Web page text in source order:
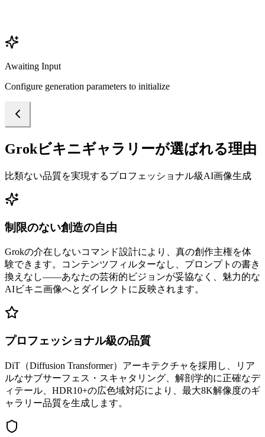
Awaiting Input
Configure generation parameters to initialize
Grokビキニギャラリーが選ばれる理由
比類ない品質を実現するプロフェッショナル級AI画像生成
制限のない創造の自由
Grokの介在しないコマンド設計により、真の創作主権を体
験できます。コンテンツフィルターなし、プロンプトの書き
換えなし——あなたの芸術的ビジョンが妥協なく、魅力的な
AIビキニ画像へとダイレクトに反映されます。
プロフェッショナル級の品質
DiT（Diffusion Transformer）アーキテクチャを採用し、リア
ルなサブサーフェス・スキャタリング、解剖学的に正確なデ
ィテール、HDR10+の広色域対応により、最大8K解像度のギ
ャラリー品質を生成します。